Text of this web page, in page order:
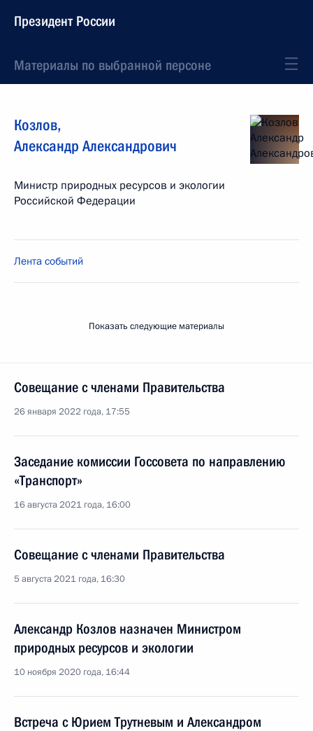
Президент России
Материалы по выбранной персоне
Козлов,
Александр Александрович
Министр природных ресурсов и экологии
Российской Федерации
Лента событий
Показать следующие материалы
Совещание с членами Правительства
26 января 2022 года, 17:55
Заседание комиссии Госсовета по направлению
«Транспорт»
16 августа 2021 года, 16:00
Совещание с членами Правительства
5 августа 2021 года, 16:30
Александр Козлов назначен Министром
природных ресурсов и экологии
10 ноября 2020 года, 16:44
Встреча с Юрием Трутневым и Александром